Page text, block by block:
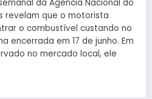
da Agência Nacional do
revelam que o motorista
o combustível custando no
encerrada em 17 de junho. Em
no mercado local, ele